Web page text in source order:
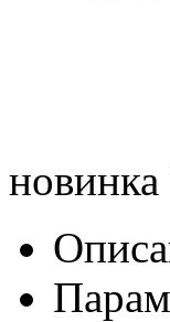
новинка